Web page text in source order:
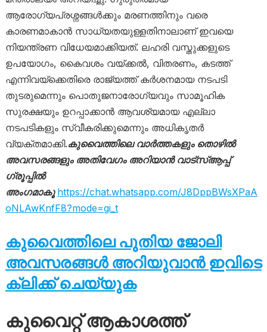
ആരോഗ്യപ്രശ്നങ്ങൾക്കും മരണത്തിനും വരെ
കാരണമാകാൻ സാധ്യതയുള്ളതിനാലാണ് ഇവയെ
നിയന്ത്രണ വിധേയമാക്കിയത്. ലഹരി വസ്തുക്കളുടെ
ഉപയോഗം, കൈവശം വയ്ക്കൽ, വിതരണം, കടത്ത്
എന്നിവയ്ക്കെതിരെ രാജ്യത്ത് കർശനമായ നടപടി
തുടരുമെന്നും പൊതുജനാരോഗ്യവും സാമൂഹിക
സുരക്ഷയും ഉറപ്പാക്കാൻ ആവശ്യമായ എല്ലാ
നടപടികളും സ്വീകരിക്കുമെന്നും അധികൃതർ
വ്യക്തമാക്കി.കുവൈത്തിലെ വാർത്തകളും തൊഴിൽ
അവസരങ്ങളും അതിവേഗം അറിയാൻ വാട്സ്ആപ്പ്
ഗ്രൂപ്പിൽ
അംഗമാകൂ https://chat.whatsapp.com/J8DppBWsXPaA
oNLAwKnfF8?mode=gi_t
കുവൈത്തിലെ പുതിയ ജോലി
അവസരങ്ങൾ അറിയുവാൻ ഇവിടെ
ക്ലിക്ക് ചെയ്യുക
കുവൈറ്റ് ആകാശത്ത്